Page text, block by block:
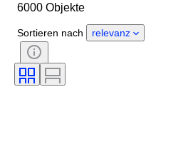
Herkunftsland
Geschlecht
Zustand
Periode
Edelstein
Unterschrift
Exakte Farbe
6000 Objekte
Sortieren nach relevanz